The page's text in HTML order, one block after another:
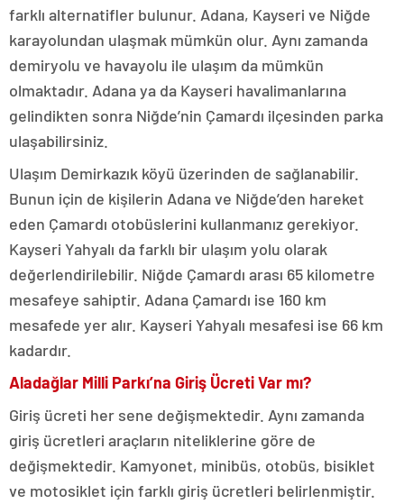
farklı alternatifler bulunur. Adana, Kayseri ve Niğde
karayolundan ulaşmak mümkün olur. Aynı zamanda
demiryolu ve havayolu ile ulaşım da mümkün
olmaktadır. Adana ya da Kayseri havalimanlarına
gelindikten sonra Niğde’nin Çamardı ilçesinden parka
ulaşabilirsiniz.
Ulaşım Demirkazık köyü üzerinden de sağlanabilir.
Bunun için de kişilerin Adana ve Niğde’den hareket
eden Çamardı otobüslerini kullanmanız gerekiyor.
Kayseri Yahyalı da farklı bir ulaşım yolu olarak
değerlendirilebilir. Niğde Çamardı arası 65 kilometre
mesafeye sahiptir. Adana Çamardı ise 160 km
mesafede yer alır. Kayseri Yahyalı mesafesi ise 66 km
kadardır.
Aladağlar Milli Parkı’na Giriş Ücreti Var mı?
Giriş ücreti her sene değişmektedir. Aynı zamanda
giriş ücretleri araçların niteliklerine göre de
değişmektedir. Kamyonet, minibüs, otobüs, bisiklet
ve motosiklet için farklı giriş ücretleri belirlenmiştir.